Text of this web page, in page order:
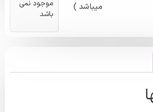
میباشد )
موجود نمی
باشد